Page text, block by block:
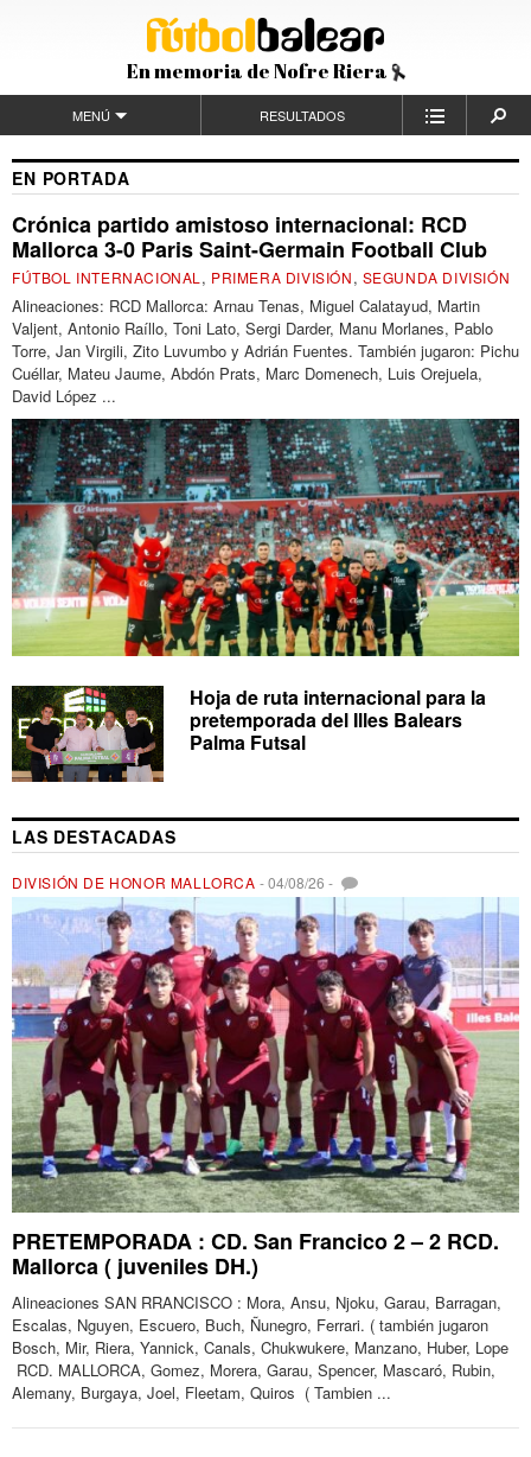
En memoria de Nofre Riera
MENÚ RESULTADOS
EN PORTADA
Crónica partido amistoso internacional: RCD
Mallorca 3-0 Paris Saint-Germain Football Club
FÚTBOL INTERNACIONAL , PRIMERA DIVISIÓN, SEGUNDA DIVISIÓN
Alineaciones: RCD Mallorca: Arnau Tenas, Miguel Calatayud, Martin
Valjent, Antonio Raíllo, Toni Lato, Sergi Darder, Manu Morlanes, Pablo
Torre, Jan Virgili, Zito Luvumbo y Adrián Fuentes. También jugaron: Pichu
Cuéllar, Mateu Jaume, Abdón Prats, Marc Domenech, Luis Orejuela,
David López ...
Hoja de ruta internacional para la
pretemporada del Illes Balears
Palma Futsal
LAS DESTACADAS
DIVISIÓN DE HONOR MALLORCA -04/08/26 -
PRETEMPORADA : CD. San Francico 2 – 2 RCD.
Mallorca ( juveniles DH.)
Alineaciones SAN RRANCISCO : Mora, Ansu, Njoku, Garau, Barragan,
Escalas, Nguyen, Escuero, Buch, Ñunegro, Ferrari. ( también jugaron
Bosch, Mir, Riera, Yannick, Canals, Chukwukere, Manzano, Huber, Lope
RCD. MALLORCA, Gomez, Morera, Garau, Spencer, Mascaró, Rubin,
Alemany, Burgaya, Joel, Fleetam, Quiros ( Tambien ...